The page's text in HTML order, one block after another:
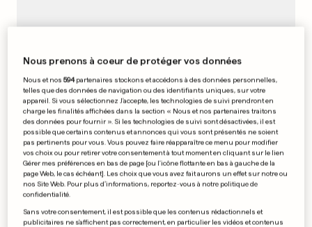
FRANCE
Un automobiliste se noie dans
les inondations
0 0
Nous prenons à coeur de protéger vos données
Nous et nos594partenaires stockons et accédons à des données personnelles,
telles que des données de navigation ou des identifiants uniques, sur votre
appareil. Si vous sélectionnez J'accepte, les technologies de suivi prendront en
charge les finalités affichées dans la section « Nous et nos partenaires traitons
des données pour fournir ». Si les technologies de suivi sont désactivées, il est
possible que certains contenus et annonces qui vous sont présentés ne soient
pas pertinents pour vous. Vous pouvez faire réapparaître ce menu pour modifier
vos choix ou pour retirer votre consentement à tout moment en cliquant sur le lien
Gérer mes préférences en bas de page [ou l'icône flottante en bas à gauche de la
page Web, le cas échéant]. Les choix que vous avez fait aurons un effet sur notre ou
nos Site Web. Pour plus d’informations, reportez-vous à notre politique de
confidentialité.
Sans votre consentement, il est possible que les contenus rédactionnels et
publicitaires ne s'affichent pas correctement, en particulier les vidéos et contenus